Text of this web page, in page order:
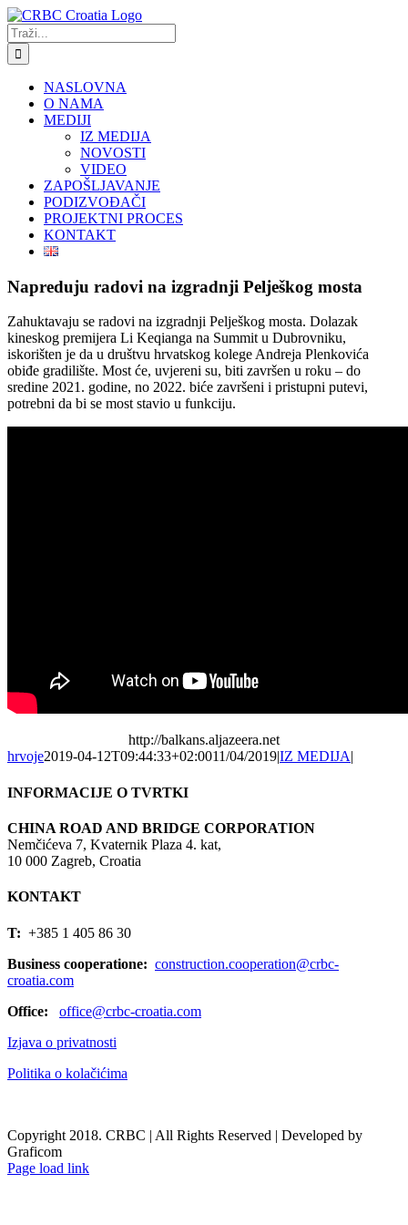
Skip
to
content
Traži...
NASLOVNA
O NAMA
MEDIJI
IZ MEDIJA
NOVOSTI
VIDEO
ZAPOŠLJAVANJE
PODIZVOĐAČI
PROJEKTNI PROCES
KONTAKT
Napreduju radovi na izgradnji Pelješkog mosta
Zahuktavaju se radovi na izgradnji Pelješkog mosta. Dolazak
kineskog premijera Li Keqianga na Summit u Dubrovniku,
iskorišten je da u društvu hrvatskog kolege Andreja Plenkovića
obiđe gradilište. Most će, uvjereni su, biti završen u roku – do
sredine 2021. godine, no 2022. biće završeni i pristupni putevi,
potrebni da bi se most stavio u funkciju.
http://balkans.aljazeera.net
hrvoje2019-04-12T09:44:33+02:0011/04/2019|IZ MEDIJA|
INFORMACIJE O TVRTKI
CHINA ROAD AND BRIDGE CORPORATION
Nemčićeva 7, Kvaternik Plaza 4. kat,
10 000 Zagreb, Croatia
KONTAKT
T: +385 1 405 86 30
Business cooperatione: construction.cooperation@crbc-
croatia.com
Office:
office@crbc-croatia.com
Izjava o privatnosti
Politika o kolačićima
Copyright 2018. CRBC | All Rights Reserved | Developed by
Graficom
Page load link